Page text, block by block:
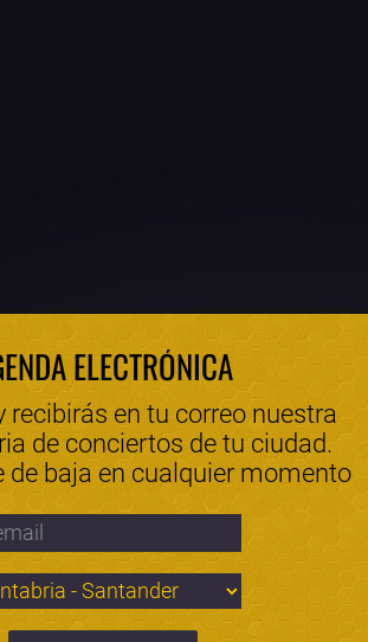
ELECTRÓNICA
recibirás en tu correo nuestra
de conciertos de tu ciudad.
de baja en cualquier momento